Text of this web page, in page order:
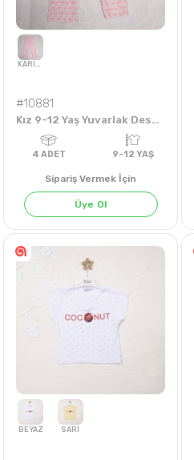
#10881
Kız 9-12 Yaş Yuvarlak Desenli Tek Alt
4ADET 9-12 YAŞ
Sipariş Vermek İçin
Üye Ol